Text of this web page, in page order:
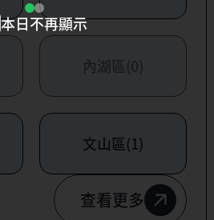
內湖區(0)
文山區(1)
查看更多
本日不再顯示